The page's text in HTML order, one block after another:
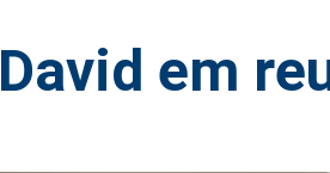
David em